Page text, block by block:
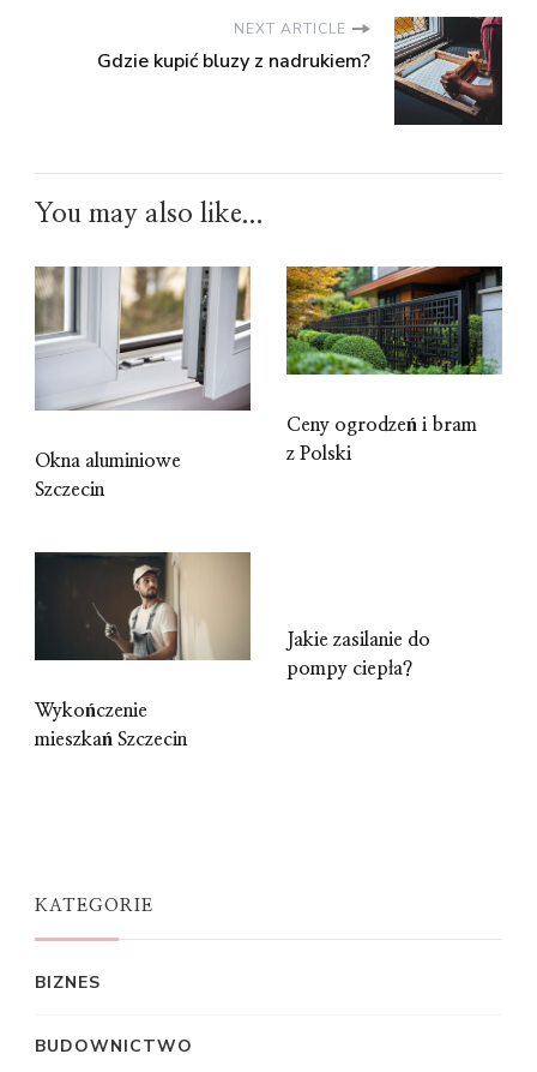
NEXT ARTICLE
Gdzie kupić bluzy z nadrukiem?
You may also like...
Okna aluminiowe
Szczecin
Ceny ogrodzeń i bram
z Polski
Wykończenie
mieszkań Szczecin
Jakie zasilanie do
pompy ciepła?
KATEGORIE
BIZNES
BUDOWNICTWO